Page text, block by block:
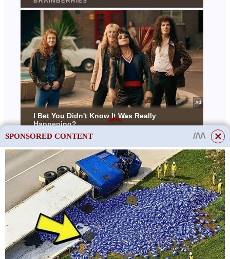
SPONSORED CONTENT